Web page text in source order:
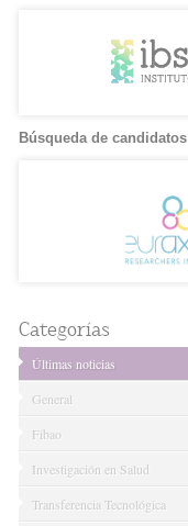
Búsqueda de candidatos
Categorías
Últimas noticias
General
Fibao
Investigación en Salud
Transferencia Tecnológica